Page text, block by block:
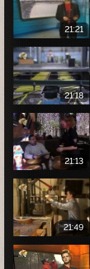
21:21
21:18
21:13
21:49